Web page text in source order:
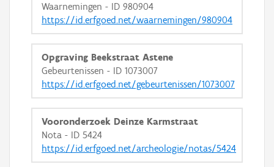
Waarnemingen - ID 980904
https://id.erfgoed.net/waarnemingen/980904
Opgraving Beekstraat Astene
Gebeurtenissen - ID 1073007
https://id.erfgoed.net/gebeurtenissen/1073007
Vooronderzoek Deinze Karmstraat
Nota - ID 5424
https://id.erfgoed.net/archeologie/notas/5424